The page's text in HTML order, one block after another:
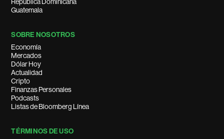
Guatemala
SOBRE NOSOTROS
Economía
Mercados
Dólar Hoy
Actualidad
Cripto
Finanzas Personales
Podcasts
Listas de Bloomberg Línea
TÉRMINOS DE USO